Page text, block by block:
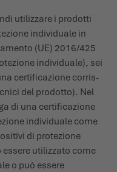
utilizzare i prodotti
individuale in
(UE) 2016/425
individuale), sei
certificazione corris­
del prodotto). Nel
di una certificazione
individuale come
di protezione
utilizzato come
o può essere